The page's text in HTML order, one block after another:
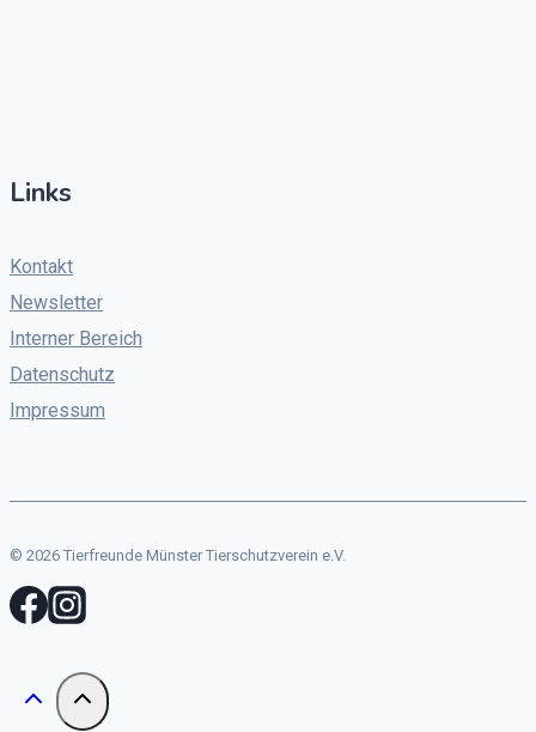
Links
Kontakt
Newsletter
Interner Bereich
Datenschutz
Impressum
© 2026 Tierfreunde Münster Tierschutzverein e.V.